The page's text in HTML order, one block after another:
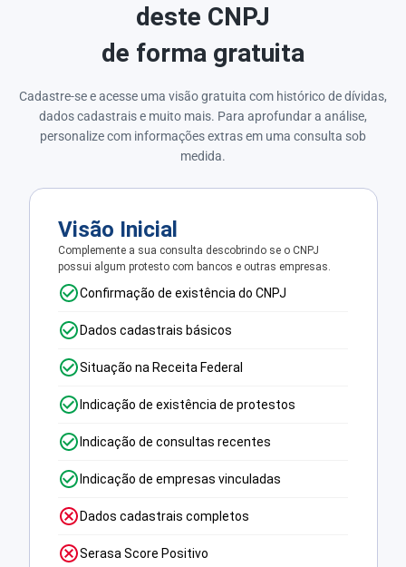
deste CNPJ
de forma gratuita
Cadastre-se e acesse uma visão gratuita com histórico de dívidas,
dados cadastrais e muito mais. Para aprofundar a análise,
personalize com informações extras em uma consulta sob
medida.
Visão Inicial
Complemente a sua consulta descobrindo se o CNPJ
possui algum protesto com bancos e outras empresas.
Confirmação de existência do CNPJ
Dados cadastrais básicos
Situação na Receita Federal
Indicação de existência de protestos
Indicação de consultas recentes
Indicação de empresas vinculadas
Dados cadastrais completos
Serasa Score Positivo